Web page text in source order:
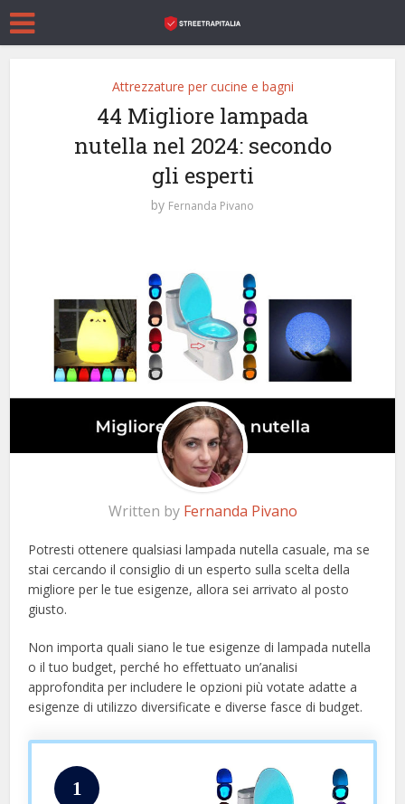
Attrezzature per cucine e bagni
44 Migliore lampada
nutella nel 2024: secondo
gli esperti
by Fernanda Pivano
Written by Fernanda Pivano
Potresti ottenere qualsiasi lampada nutella casuale, ma se
stai cercando il consiglio di un esperto sulla scelta della
migliore per le tue esigenze, allora sei arrivato al posto
giusto.
Non importa quali siano le tue esigenze di lampada nutella
o il tuo budget, perché ho effettuato un’analisi
approfondita per includere le opzioni più votate adatte a
esigenze di utilizzo diversificate e diverse fasce di budget.
1